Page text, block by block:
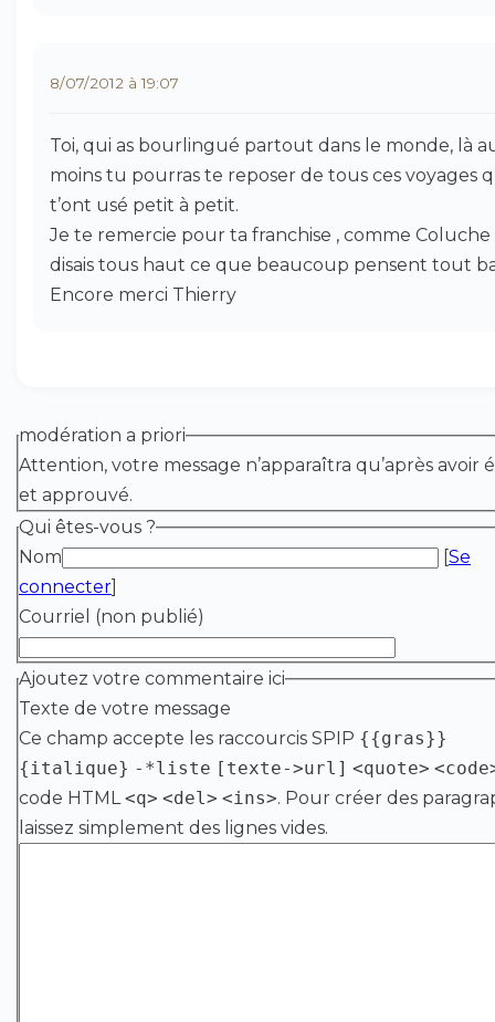
8/07/2012 à 19:07
Toi, qui as bourlingué partout dans le monde, là
moins tu pourras te reposer de tous ces voyages
t’ont usé petit à petit.
Je te remercie pour ta franchise , comme
disais tous haut ce que beaucoup pensent tout
Encore merci Thierry
modération a priori
Attention, votre message n’apparaîtra qu’après avoir
et approuvé.
Qui êtes-vous ?
Nom
[Se
connecter]
Courriel (non publié)
Ajoutez votre commentaire ici
Texte de votre message
Ce champ accepte les raccourcis SPIP {{gras}}
{italique} -*liste [texte->url] <quote>
code HTML<q> <del> <ins>. Pour créer des
laissez simplement des lignes vides.